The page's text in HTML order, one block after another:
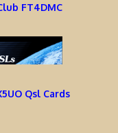
FT4DMC
Qsl Cards